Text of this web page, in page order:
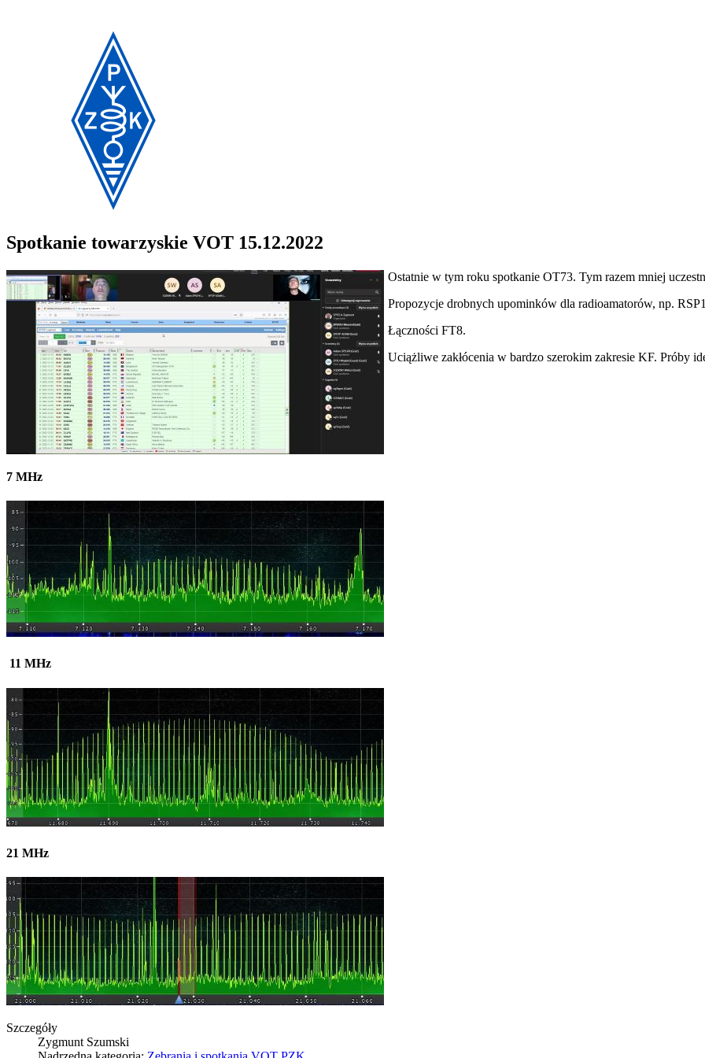
Spotkanie towarzyskie VOT 15.12.2022
Ostatnie w tym roku spotkanie OT73. Tym razem mniej
Propozycje drobnych upominków dla radioamatorów, np.
Łączności FT8.
Uciążliwe zakłócenia w bardzo szerokim zakresie KF. Próby
7 MHz
11 MHz
21 MHz
Szczegóły
Zygmunt Szumski